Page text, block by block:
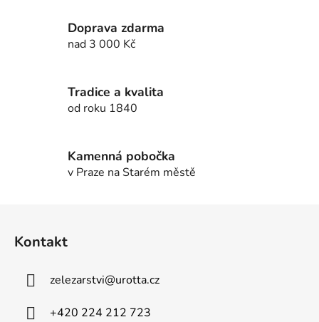
í
k
ý
p
i
í
Doprava zdarma
nad 3 000 Kč
Tradice a kvalita
od roku 1840
Kamenná pobočka
v Praze na Starém městě
Kontakt
zelezarstvi@urotta.cz
+420 224 212 723